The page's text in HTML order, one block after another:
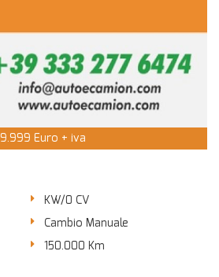
9.999 Euro + iva
KW/0 CV
Cambio Manuale
150.000 Km